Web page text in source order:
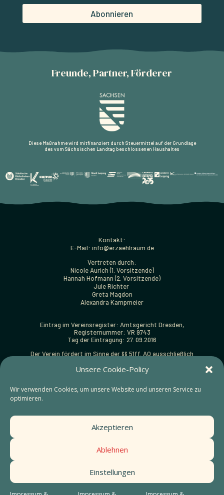
Unsere Cookie-Policy
Wir verwenden Cookies, um unsere Website und unseren Service zu
optimieren.
Akzeptieren
Ablehnen
Einstellungen
Abonnieren
Freunde, Partner, Förderer
Diese Maßnahme wird mitfinanziert durch Steuermittel auf der Grundlage
des vom Sächsischen Landtag beschlossenen Haushaltes
Kontakt:
E-Mail: info@erzaehlraum.de
Vertreten durch:
Nicole Aurich (1. Vorsitzende)
Hannah Hofmann (2. Vorsitzende)
Jule Richter
Greta Magdon
Alexandra Kampmeier
Eintrag im Vereinsregister: Amtsgericht Dresden,
Registernummer: VR 9743
Tag der Eintragung: 27. 09.2016
Der Verein fördert im Sinne der §§ 51ff. AO ausschließlich
Förderung von Kunst und Kultur (§ 52 Abs. 2 Satz 1 Nr. 5 AO).
ausgestellt werden.